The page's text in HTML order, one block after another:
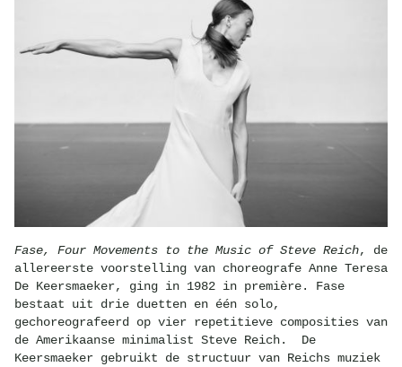
Fase, Four Movements to the Music of Steve Reich, de
allereerste voorstelling van choreografe Anne Teresa
De Keersmaeker, ging in 1982 in première. Fase
bestaat uit drie duetten en één solo,
gechoreografeerd op vier repetitieve composities van
de Amerikaanse minimalist Steve Reich. De
Keersmaeker gebruikt de structuur van Reichs muziek